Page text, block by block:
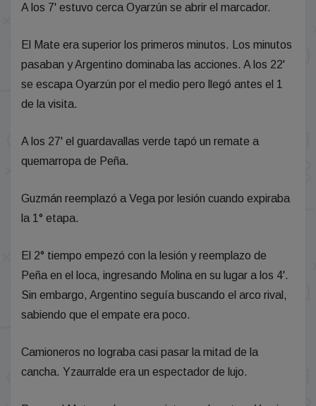
A los 7' estuvo cerca Oyarzún se abrir el marcador.
El Mate era superior los primeros minutos. Los minutos
pasaban y Argentino dominaba las acciones. A los 22'
se escapa Oyarzún por el medio pero llegó antes el 1
de la visita.
A los 27' el guardavallas verde tapó un remate a
quemarropa de Peña.
Guzmán reemplazó a Vega por lesión cuando expiraba
la 1° etapa.
El 2° tiempo empezó con la lesión y reemplazo de
Peña en el loca, ingresando Molina en su lugar a los 4'.
Sin embargo, Argentino seguía buscando el arco rival,
sabiendo que el empate era poco.
Camioneros no lograba casi pasar la mitad de la
cancha. Yzaurralde era un espectador de lujo.